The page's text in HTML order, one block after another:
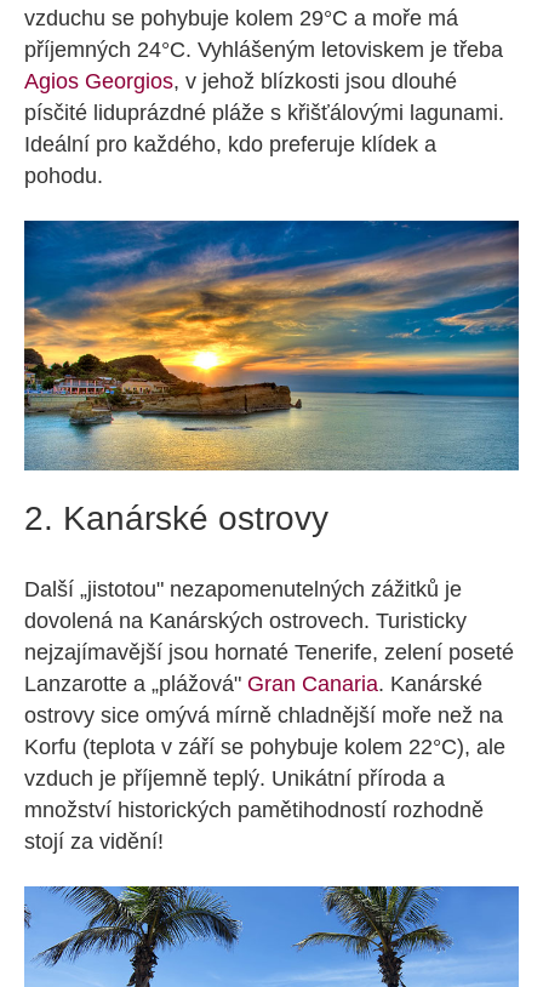
vzduchu se pohybuje kolem 29°C a moře má
příjemných 24°C. Vyhlášeným letoviskem je třeba
Agios Georgios, v jehož blízkosti jsou dlouhé
písčité liduprázdné pláže s křišťálovými lagunami.
Ideální pro každého, kdo preferuje klídek a
pohodu.
2. Kanárské ostrovy
Další „jistotou" nezapomenutelných zážitků je
dovolená na Kanárských ostrovech. Turisticky
nejzajímavější jsou hornaté Tenerife, zelení poseté
Lanzarotte a „plážová" Gran Canaria. Kanárské
ostrovy sice omývá mírně chladnější moře než na
Korfu (teplota v září se pohybuje kolem 22°C), ale
vzduch je příjemně teplý. Unikátní příroda a
množství historických pamětihodností rozhodně
stojí za vidění!